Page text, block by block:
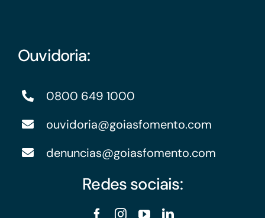
Ouvidoria:
0800 649 1000
ouvidoria@goiasfomento.com
denuncias@goiasfomento.com
Redes sociais: